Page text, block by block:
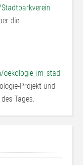
die
Projekt und
Tages.